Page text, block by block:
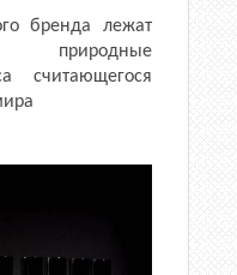
бренда лежат
природные
считающегося